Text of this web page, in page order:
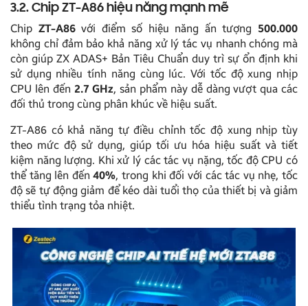
3.2. Chip ZT-A86 hiệu năng mạnh mẽ
Chip ZT-A86với điểm số hiệu năng ấn tượng500.000
không chỉ đảm bảo khả năng xử lý tác vụ nhanh chóng mà
còn giúp ZX ADAS+ Bản Tiêu Chuẩn duy trì sự ổn định khi
sử dụng nhiều tính năng cùng lúc. Với tốc độ xung nhịp
CPU lên đến 2.7 GHz, sản phẩm này dễ dàng vượt qua các
đối thủ trong cùng phân khúc về hiệu suất.
ZT-A86 có khả năng tự điều chỉnh tốc độ xung nhịp tùy
theo mức độ sử dụng, giúp tối ưu hóa hiệu suất và tiết
kiệm năng lượng. Khi xử lý các tác vụ nặng, tốc độ CPU có
thể tăng lên đến40%, trong khi đối với các tác vụ nhẹ, tốc
độ sẽ tự động giảm để kéo dài tuổi thọ của thiết bị và giảm
thiểu tình trạng tỏa nhiệt.